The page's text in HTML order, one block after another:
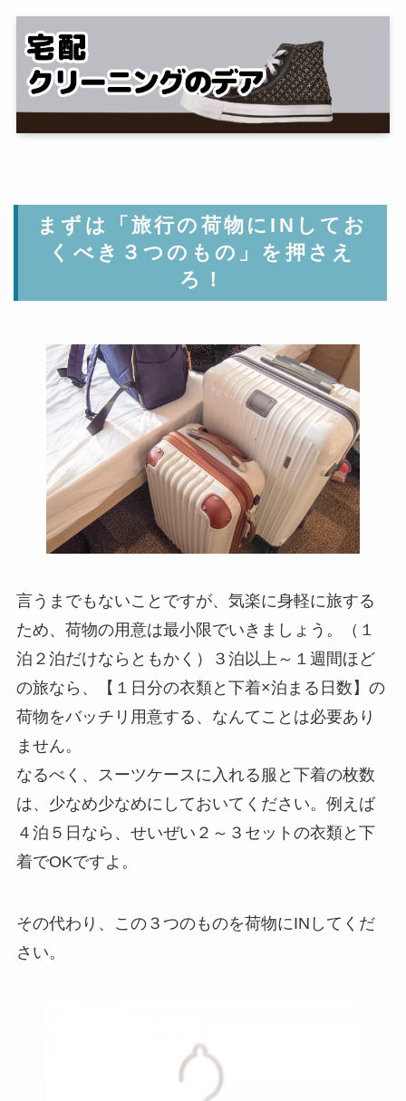
まずは「旅行の荷物にINしてお
くべき３つのもの」を押さえ
ろ！
言うまでもないことですが、気楽に身軽に旅する
ため、荷物の用意は最小限でいきましょう。（１
泊２泊だけならともかく）３泊以上～１週間ほど
の旅なら、【１日分の衣類と下着×泊まる日数】の
荷物をバッチリ用意する、なんてことは必要あり
ません。
なるべく、スーツケースに入れる服と下着の枚数
は、少なめ少なめにしておいてください。例えば
４泊５日なら、せいぜい２～３セットの衣類と下
着でOKですよ。
その代わり、この３つのものを荷物にINしてくだ
さい。